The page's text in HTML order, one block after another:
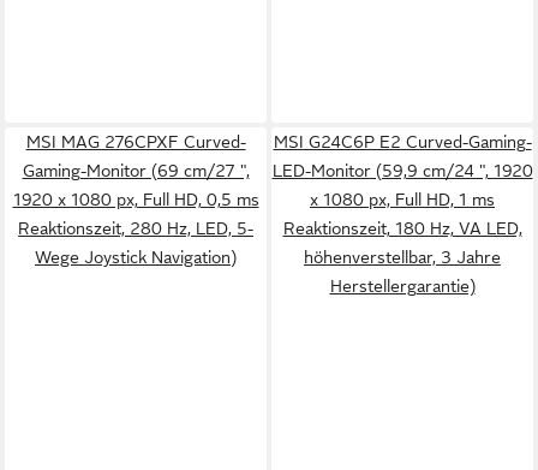
MSI MAG 276CPXF Curved-
Gaming-Monitor (69 cm/27 ",
1920 x 1080 px, Full HD, 0,5 ms
Reaktionszeit, 280 Hz, LED, 5-
Wege Joystick Navigation)
MSI G24C6P E2 Curved-Gaming-
LED-Monitor (59,9 cm/24 ", 1920
x 1080 px, Full HD, 1 ms
Reaktionszeit, 180 Hz, VA LED,
höhenverstellbar, 3 Jahre
Herstellergarantie)